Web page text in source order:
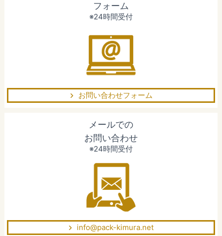
フォーム
※24時間受付
お問い合わせフォーム
メールでの
お問い合わせ
※24時間受付
info@pack-kimura.net